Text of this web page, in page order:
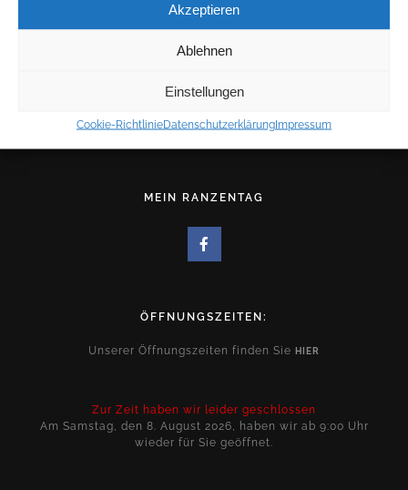
Akzeptieren
Ablehnen
Einstellungen
Cookie-RichtlinieDatenschutzerklärungImpressum
KOSTENLOSE KUNDENPARKPLÄTZE
FACEBOOKSEITE
MEIN RANZENTAG
ÖFFNUNGSZEITEN:
Unserer Öffnungszeiten finden Sie HIER
Zur Zeit haben wir leider geschlossen
Am Samstag, den 8. August 2026, haben wir ab 9:00 Uhr
wieder für Sie geöffnet.